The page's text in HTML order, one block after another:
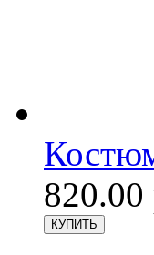
820.00